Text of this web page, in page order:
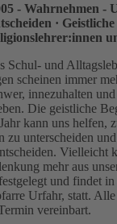
- Wahrnehmen -
·
Schul- und
scheinen immer
innezuhalten und
Die geistliche
kann uns helfen,
zu unterscheiden
Vielleicht
mehr aus
und findet
Urfahr, statt.
vereinbart.